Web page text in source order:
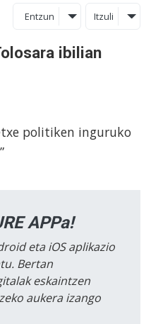
Entzun Itzuli
ibilian
politiken inguruko
APPa!
eta iOS aplikazio
Bertan
eskaintzen
aukera izango